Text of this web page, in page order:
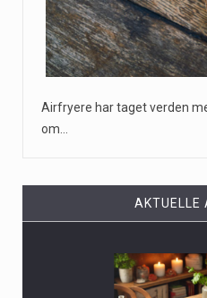
Airfryere har taget verden
om…
AKTUELLE